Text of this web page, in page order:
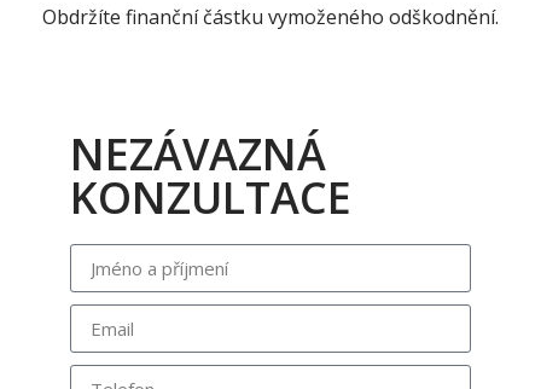
Obdržíte finanční částku vymoženého odškodnění.
NEZÁVAZNÁ
KONZULTACE